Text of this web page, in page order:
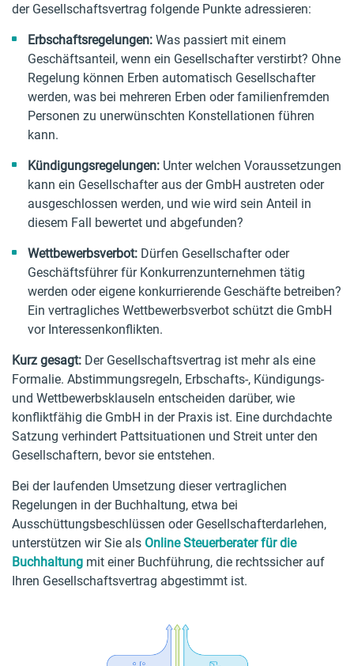
der Gesellschaftsvertrag folgende Punkte adressieren:
Erbschaftsregelungen: Was passiert mit einem
Geschäftsanteil, wenn ein Gesellschafter verstirbt? Ohne
Regelung können Erben automatisch Gesellschafter
werden, was bei mehreren Erben oder familienfremden
Personen zu unerwünschten Konstellationen führen
kann.
Kündigungsregelungen: Unter welchen Voraussetzungen
kann ein Gesellschafter aus der GmbH austreten oder
ausgeschlossen werden, und wie wird sein Anteil in
diesem Fall bewertet und abgefunden?
Wettbewerbsverbot: Dürfen Gesellschafter oder
Geschäftsführer für Konkurrenzunternehmen tätig
werden oder eigene konkurrierende Geschäfte betreiben?
Ein vertragliches Wettbewerbsverbot schützt die GmbH
vor Interessenkonflikten.
Kurz gesagt: Der Gesellschaftsvertrag ist mehr als eine
Formalie. Abstimmungsregeln, Erbschafts-, Kündigungs-
und Wettbewerbsklauseln entscheiden darüber, wie
konfliktfähig die GmbH in der Praxis ist. Eine durchdachte
Satzung verhindert Pattsituationen und Streit unter den
Gesellschaftern, bevor sie entstehen.
Bei der laufenden Umsetzung dieser vertraglichen
Regelungen in der Buchhaltung, etwa bei
Ausschüttungsbeschlüssen oder Gesellschafterdarlehen,
unterstützen wir Sie als Online Steuerberater für die
Buchhaltung mit einer Buchführung, die rechtssicher auf
Ihren Gesellschaftsvertrag abgestimmt ist.